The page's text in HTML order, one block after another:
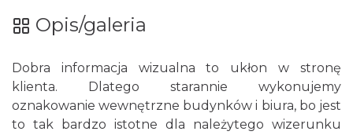
Opis/galeria
Dobra informacja wizualna to ukłon w stronę
klienta. Dlatego starannie wykonujemy
oznakowanie wewnętrzne budynków i biura, bo jest
to tak bardzo istotne dla należytego wizerunku